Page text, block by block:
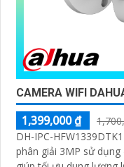
CAMERA WIFI
1,399,000 ₫
DH-IPC-
phân giải 3MP sử dụng